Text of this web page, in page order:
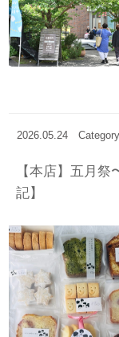
2026.05.24
【本店】五月
記】